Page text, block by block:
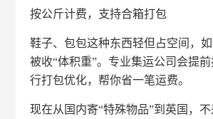
按公斤计费，支持合箱打包
鞋子、包包这种东西轻但占空间，
被收“体积重”。专业集运公司会提
行打包优化，帮你省一笔运费。
现在从国内寄“特殊物品”到英国，